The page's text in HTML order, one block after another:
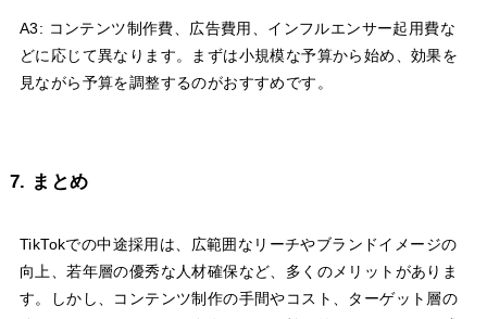
A3: コンテンツ制作費、広告費用、インフルエンサー起用費な
どに応じて異なります。まずは小規模な予算から始め、効果を
見ながら予算を調整するのがおすすめです。
7. まとめ
TikTokでの中途採用は、広範囲なリーチやブランドイメージの
向上、若年層の優秀な人材確保など、多くのメリットがありま
す。しかし、コンテンツ制作の手間やコスト、ターゲット層の